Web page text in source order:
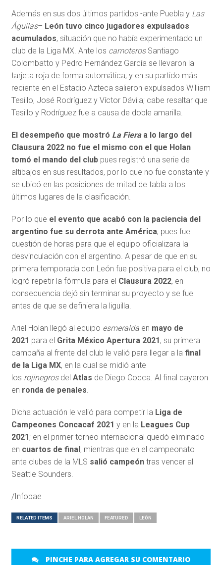
Además en sus dos últimos partidos -ante Puebla y Las
Águilas– León tuvo cinco jugadores expulsados
acumulados, situación que no había experimentado un
club de la Liga MX. Ante los camoterosSantiago
Colombatto y Pedro Hernández García se llevaron la
tarjeta roja de forma automática; y en su partido más
reciente en el Estadio Azteca salieron expulsados William
Tesillo, José Rodríguez y Víctor Dávila; cabe resaltar que
Tesillo y Rodríguez fue a causa de doble amarilla.
El desempeño que mostró La Fieraa lo largo del
Clausura 2022 no fue el mismo con el que Holan
tomó el mando del club pues registró una serie de
altibajos en sus resultados, por lo que no fue constante y
se ubicó en las posiciones de mitad de tabla a los
últimos lugares de la clasificación.
Por lo que el evento que acabó con la paciencia del
argentino fue su derrota ante América, pues fue
cuestión de horas para que el equipo oficializara la
desvinculación con el argentino. A pesar de que en su
primera temporada con León fue positiva para el club, no
logró repetir la fórmula para el Clausura 2022, en
consecuencia dejó sin terminar su proyecto y se fue
antes de que se definiera la liguilla.
Ariel Holan llegó al equipo esmeraldaen mayo de
2021 para el Grita México Apertura 2021 , su primera
campaña al frente del club le valió para llegar a la final
de la Liga MX, en la cual se midió ante
los rojinegros del Atlas de Diego Cocca. Al final cayeron
en ronda de penales.
Dicha actuación le valió para competir la Liga de
Campeones Concacaf 2021 y en la Leagues Cup
2021 ; en el primer torneo internacional quedó eliminado
en cuartos de final , mientras que en el campeonato
ante clubes de la MLS salió campeón tras vencer al
Seattle Sounders.
/Infobae
RELATED ITEMS ARIEL HOLAN FEATURED LEÓN
PINCHE PARA AGREGAR SU COMENTARIO